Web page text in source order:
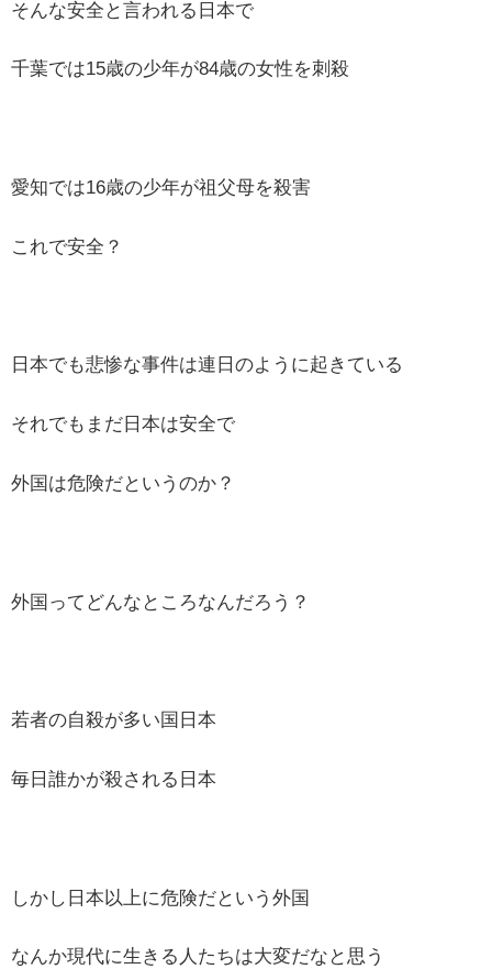
そんな安全と言われる日本で
千葉では15歳の少年が84歳の女性を刺殺
愛知では16歳の少年が祖父母を殺害
これで安全？
日本でも悲惨な事件は連日のように起きている
それでもまだ日本は安全で
外国は危険だというのか？
外国ってどんなところなんだろう？
若者の自殺が多い国日本
毎日誰かが殺される日本
しかし日本以上に危険だという外国
なんか現代に生きる人たちは大変だなと思う